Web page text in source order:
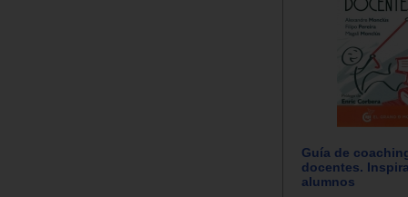
Guía de
docentes.
alumnos